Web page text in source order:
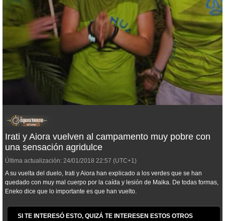
Irati y Aiora vuelven al campamento muy pobre con
una sensación agridulce
Última actualización: 24/01/2018 22:57 (UTC+1)
A su vuelta del duelo, Irati y Aiora han explicado a los verdes que se han
quedado con muy mal cuerpo por la caída y lesión de Maika. De todas formas,
Eneko dice que lo importante es que han vuelto.
SI TE INTERESÓ ESTO, QUIZÁ TE INTERESEN ESTOS OTROS